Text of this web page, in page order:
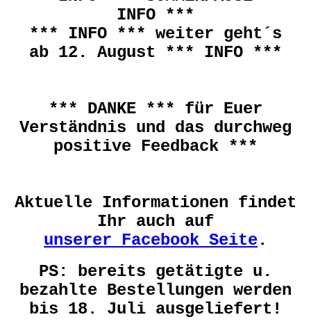
INFO ***
*** INFO *** weiter geht´s
ab 12. August *** INFO ***
*** DANKE *** für Euer
Verständnis und das durchweg
positive Feedback ***
Aktuelle Informationen findet
Ihr auch auf
unserer Facebook Seite.
PS: bereits getätigte u.
bezahlte Bestellungen werden
bis 18. Juli ausgeliefert!